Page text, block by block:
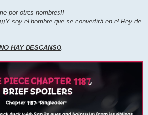
por otros nombres!!
soy el hombre que se convertirá en el Rey de
NO HAY DESCANSO